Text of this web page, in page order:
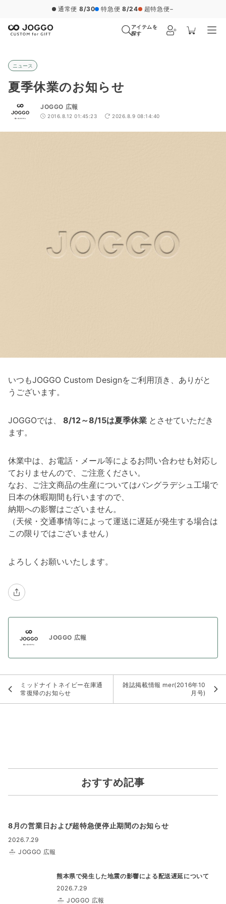
通常便 8/30 特急便 8/24 超特急便−
アイテムを
探す
ニュース
夏季休業のお知らせ
JOGGO 広報
2016.8.12 01:45:23 2026.8.9 08:14:40
いつもJOGGO Custom Designをご利用頂き、ありがと
うございます。
JOGGOでは、 8/12～8/15は夏季休業 とさせていただき
ます。
休業中は、お電話・メール等によるお問い合わせも対応し
ておりませんので、ご注意ください。
なお、ご注文商品の生産についてはバングラデシュ工場で
日本の休暇期間も行いますので、
納期への影響はございません。
（天候・交通事情等によって運送に遅延が発生する場合は
この限りではございません）
よろしくお願いいたします。
JOGGO 広報
ミッドナイトネイビー在庫通
常復帰のお知らせ
雑誌掲載情報 mer(2016年10
月号)
おすすめ記事
8月の営業日および超特急便停止期間のお知らせ
2026.7.29
JOGGO 広報
熊本県で発生した地震の影響による配送遅延について
2026.7.29
JOGGO 広報